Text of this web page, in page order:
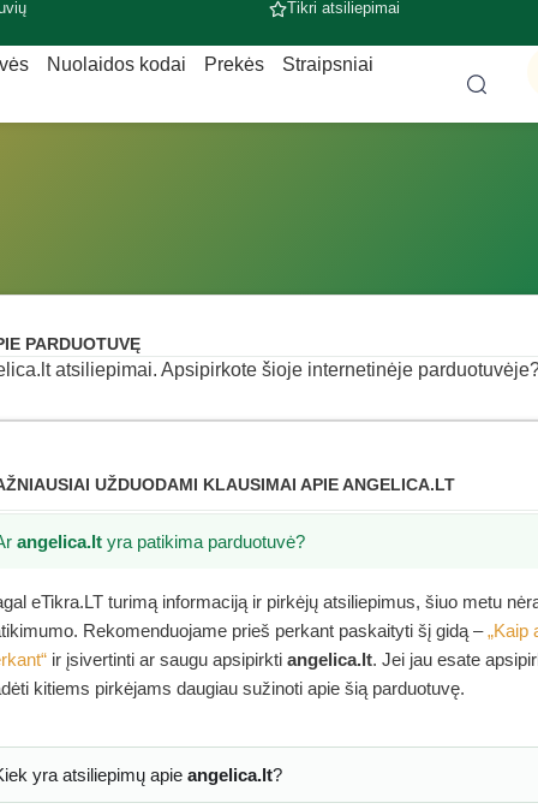
Tikri atsiliepimai
Nuolaidos kodai Prekės Straipsniai
PARDUOTUVĘ
atsiliepimai. Apsipirkote šioje internetinėje
UŽDUODAMI KLAUSIMAI APIE ANGELICA.LT
angelica.lt yra patikima parduotuvė?
eTikra.LT turimą informaciją ir pirkėjų atsiliepimus, šiuo metu
Rekomenduojame prieš perkant paskaityti šį gidą –„Kaip
ir įsivertinti ar saugu apsipirkti angelica.lt. Jei jau esate
kitiems pirkėjams daugiau sužinoti apie šią parduotuvę.
yra atsiliepimų apie angelica.lt?